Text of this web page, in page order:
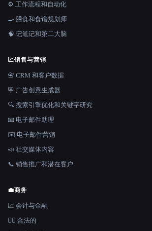
⚙️ 工作流程和自动化
🍳 膳食和食谱规划师
🧠 记笔记和第二大脑
📈销售与营销
📇 CRM 和客户数据
🪧 广告创意生成器
🔍 搜索引擎优化和关键字研究
📧 电子邮件助理
✉️ 电子邮件营销
📣 社交媒体内容
📞 销售推广和潜在客户
💼商务
📈 会计与金融
👩‍⚖️ 合法的